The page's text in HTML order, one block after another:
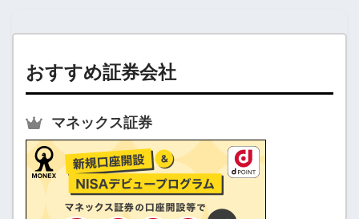
おすすめ証券会社
マネックス証券